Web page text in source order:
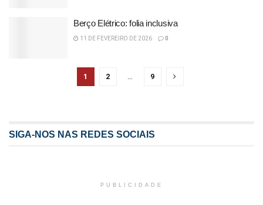
Berço Elétrico: folia inclusiva
11 DE FEVEREIRO DE 2026 0
1 2 … 9
SIGA-NOS NAS REDES SOCIAIS
PUBLICIDADE